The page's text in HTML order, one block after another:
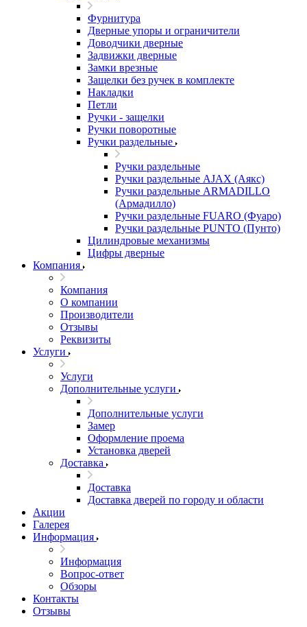
Фурнитура
Дверные упоры и ограничители
Доводчики дверные
Задвижки дверные
Замки врезные
Защелки без ручек в комплекте
Накладки
Петли
Ручки - защелки
Ручки поворотные
Ручки раздельные
Ручки раздельные
Ручки раздельные AJAX (Аякс)
Ручки раздельные ARMADILLO
(Армадилло)
Ручки раздельные FUARO (Фуаро)
Ручки раздельные PUNTO (Пунто)
Цилиндровые механизмы
Цифры дверные
Компания
Компания
О компании
Производители
Отзывы
Реквизиты
Услуги
Услуги
Дополнительные услуги
Дополнительные услуги
Замер
Оформление проема
Установка дверей
Доставка
Доставка
Доставка дверей по городу и области
Акции
Галерея
Информация
Информация
Вопрос-ответ
Обзоры
Контакты
Отзывы